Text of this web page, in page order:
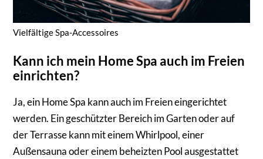
Vielfältige Spa-Accessoires
Kann ich mein Home Spa auch im Freien
einrichten?
Ja, ein Home Spa kann auch im Freien eingerichtet
werden. Ein geschützter Bereich im Garten oder auf
der Terrasse kann mit einem Whirlpool, einer
Außensauna oder einem beheizten Pool ausgestattet